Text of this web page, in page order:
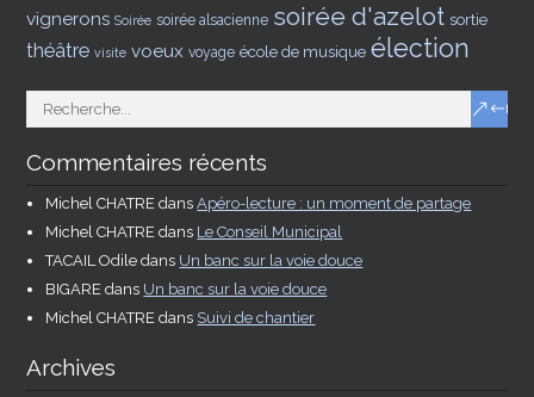
vignerons Soirée soirée alsacienne soirée d'azelot sortie
théâtre visite voeux voyage école de musique élection
Commentaires récents
Michel CHATRE dansApéro-lecture : un moment de partage
Michel CHATRE dans Le Conseil Municipal
TACAIL Odile dans Un banc sur la voie douce
BIGARE dans Un banc sur la voie douce
Michel CHATRE dans Suivi de chantier
Archives